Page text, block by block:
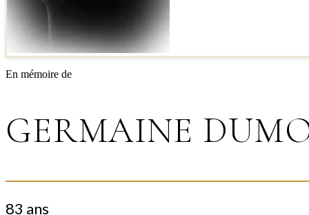
En mémoire de
GERMAINE
83 ans